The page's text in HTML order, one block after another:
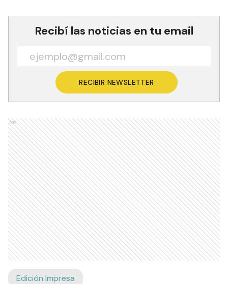
Recibí las noticias en tu email
RECIBIR NEWSLETTER
Ads
Edición Impresa